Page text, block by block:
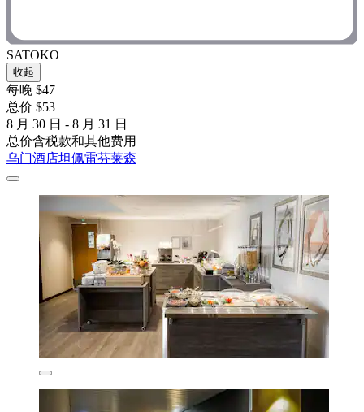
SATOKO
收起
每晚 $47
总价 $53
8 月 30 日 - 8 月 31 日
总价含税款和其他费用
乌门酒店坦佩雷芬莱森